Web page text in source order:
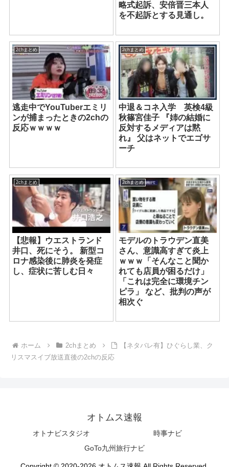
略式起訴、安倍晋三本人
を不起訴とする見通し。
2chまとめ
逃走中でYouTuberエミリ
ンが捕まったときの2chの
反応ｗｗｗｗ
2chまとめ
中退＆コネ入学 英検4級
秋篠宮佳子 『姉の結婚に
反対するメディアは黙
れ』 父はネットでエゴサ
ーチ
2chまとめ
【悲報】ウエストランド
井口、死にそう。 新型コ
ロナ感染後に肺炎を発症
し、症状に苦しむ日々
2chまとめ
モデルのトラウデン直美
さん、意識高すぎて炎上
ｗｗｗ「そんなこと聞か
れても店員が困るだけ」
「これは完全に環境チン
ピラ」 など、批判の声が
相次ぐ
ホーム 2chまとめ
【ネタバレ有】ひぐらし業、ク
リスマスイブ放送直後の2chの反応
オトムス速報
オトナビスタジオ
時事ナビ
GoTo九州旅行ナビ